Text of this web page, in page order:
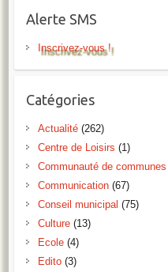
Alerte SMS
Inscrivez-vous !
Catégories
Actualité(262)
Centre de Loisirs (1)
Communauté de communes
Communication(67)
Conseil municipal (75)
Culture(13)
Ecole(4)
Edito(3)